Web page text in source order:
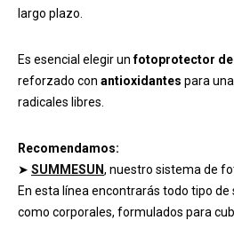
largo plazo.
Es esencial elegir unfotoprotector
reforzado con antioxidantes para
radicales libres.
Recomendamos:
➤ SUMMESUN, nuestro sistema de
En esta línea encontrarás todo tipo
como corporales, formulados para